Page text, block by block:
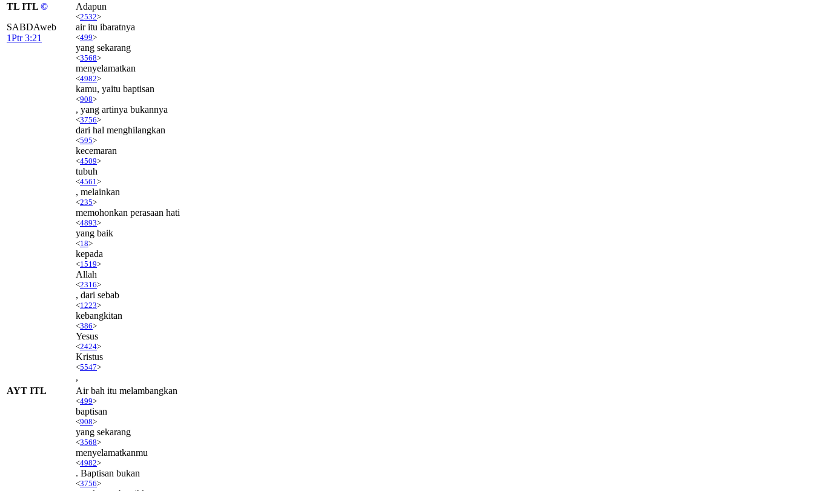
TL ITL ©
SABDAweb
1Ptr 3:21
Adapun
<2532>
air itu ibaratnya
<499>
yang sekarang
<3568>
menyelamatkan
<4982>
kamu, yaitu baptisan
<908>
, yang artinya bukannya
<3756>
dari hal menghilangkan
<595>
kecemaran
<4509>
tubuh
<4561 >
, melainkan
<235>
memohonkan perasaan hati
<4893>
yang baik
<18>
kepada
<1519>
Allah
<2316>
, dari sebab
<1223>
kebangkitan
<386>
Yesus
<2424>
Kristus
<5547>
,
AYT ITL
Air bah itu melambangkan
<499>
baptisan
<908>
yang sekarang
<3568>
menyelamatkanmu
<4982>
. Baptisan bukan
<3756>